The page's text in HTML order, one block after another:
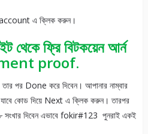
account এ ক্লিক করুন।
থেকে ফ্রি বিটকয়েন আর্ন
proof.
পর Done করে দিবেন। আপানার নাম্বার
কোড দিয়ে Next এ ক্লিক করুন। তারপর
৮ সংখার দিবেন এভাবে fokir#123 পুনরাই একই